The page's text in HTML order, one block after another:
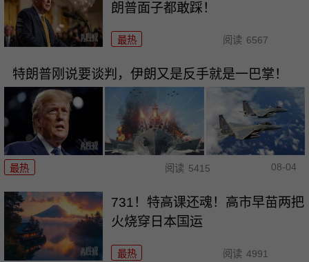
朗普面子都敢踩！
最热 阅读 6567
特朗普刚说要谈判，伊朗又是反手就是一巴掌！
最热 阅读 5415 08-04
731！特高课还魂！高市早苗两把
火烧穿日本国运
最热 阅读 4991